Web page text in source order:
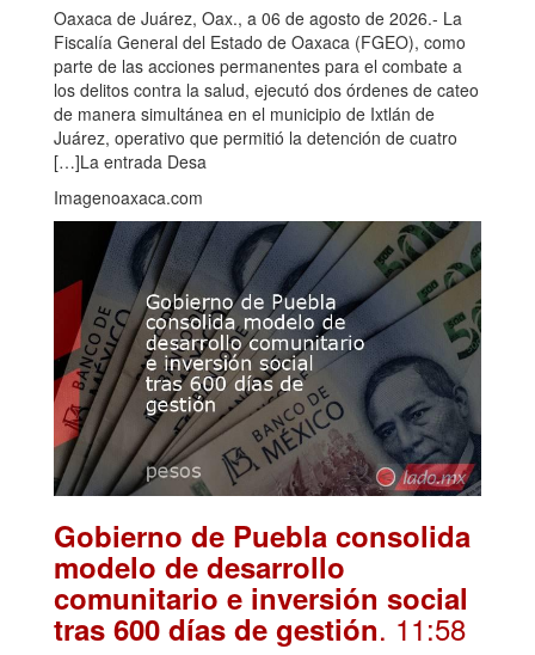
Oaxaca de Juárez, Oax., a 06 de agosto de 2026.- La
Fiscalía General del Estado de Oaxaca (FGEO), como
parte de las acciones permanentes para el combate a
los delitos contra la salud, ejecutó dos órdenes de cateo
de manera simultánea en el municipio de Ixtlán de
Juárez, operativo que permitió la detención de cuatro
[…]La entrada Desa
Imagenoaxaca.com
Gobierno de Puebla consolida
modelo de desarrollo
comunitario e inversión social
tras 600 días de gestión. 11:58